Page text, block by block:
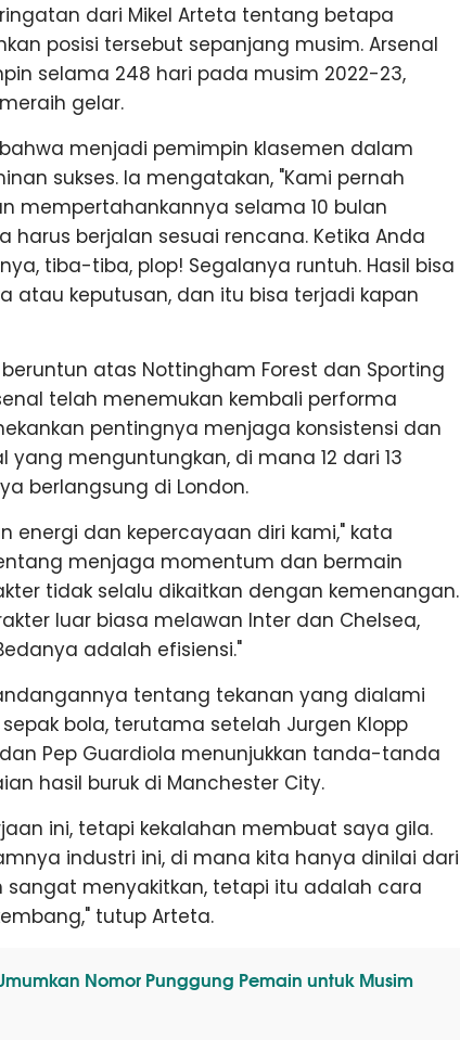
dari Mikel Arteta tentang betapa
posisi tersebut sepanjang musim. Arsenal
selama 248 hari pada musim 2022-23,
gelar.
menjadi pemimpin klasemen dalam
sukses. Ia mengatakan, "Kami pernah
mempertahankannya selama 10 bulan
harus berjalan sesuai rencana. Ketika Anda
tiba-tiba, plop! Segalanya runtuh. Hasil bisa
atau keputusan, dan itu bisa terjadi kapan
atas Nottingham Forest dan Sporting
telah menemukan kembali performa
pentingnya menjaga konsistensi dan
menguntungkan, di mana 12 dari 13
berlangsung di London.
energi dan kepercayaan diri kami," kata
menjaga momentum dan bermain
tidak selalu dikaitkan dengan kemenangan.
luar biasa melawan Inter dan Chelsea,
adalah efisiensi."
tentang tekanan yang dialami
bola, terutama setelah Jurgen Klopp
Pep Guardiola menunjukkan tanda-tanda
hasil buruk di Manchester City.
ini, tetapi kekalahan membuat saya gila.
industri ini, di mana kita hanya dinilai dari
sangat menyakitkan, tetapi itu adalah cara
tutup Arteta.
Nomor Punggung Pemain untuk Musim